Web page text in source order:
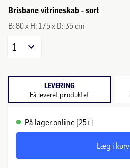
Brisbane vitrineskab - sort
B: 80 x H: 175 x D: 35 cm
1
LEVERING
Få leveret produktet
På lager online (25+)
Læg i kurv